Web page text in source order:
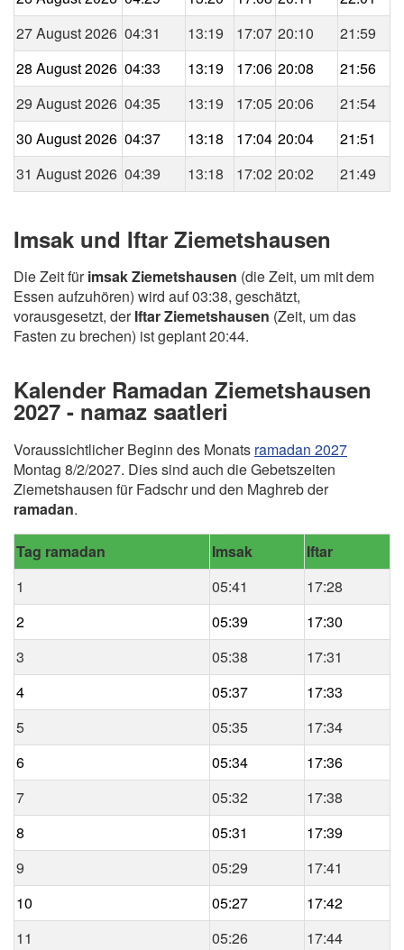
27 August 2026 04:31 13:19 17:07 20:10
21:59
28 August 2026 04:33 13:19 17:06 20:08
21:56
29 August 2026 04:35 13:19 17:05 20:06
21:54
30 August 2026 04:37 13:18 17:04 20:04
21:51
31 August 2026 04:39 13:18 17:02 20:02 21:49
Imsak und Iftar Ziemetshausen
Die Zeit fürimsak Ziemetshausen (die Zeit, um mit dem
Essen aufzuhören) wird auf 03:38, geschätzt,
vorausgesetzt, derIftar Ziemetshausen (Zeit, um das
Fasten zu brechen) ist geplant 20:44.
Kalender Ramadan Ziemetshausen
2027 - namaz saatleri
Voraussichtlicher Beginn des Monats ramadan 2027
Montag 8/2/2027. Dies sind auch die Gebetszeiten
Ziemetshausen für Fadschr und den Maghreb der
ramadan.
Tag ramadan Imsak
Iftar
1
05:41
17:28
2
05:39
17:30
3
05:38
17:31
4
05:37
17:33
5
05:35
17:34
6
05:34
17:36
7
05:32
17:38
8
05:31
17:39
9
05:29
17:41
10
05:27
17:42
11
05:26
17:44